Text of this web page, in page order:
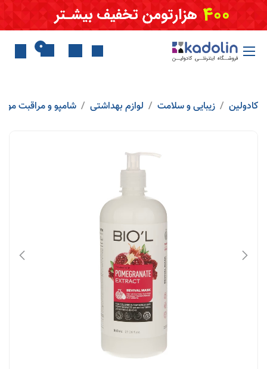
Skip to Content
0
کادولین زیبایی و سلامت لوازم بهداشتی شامپو و مراقبت مو